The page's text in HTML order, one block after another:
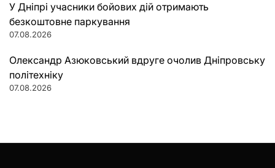
У Дніпрі учасники бойових дій отримають
безкоштовне паркування
07.08.2026
Олександр Азюковський вдруге очолив Дніпровську
політехніку
07.08.2026